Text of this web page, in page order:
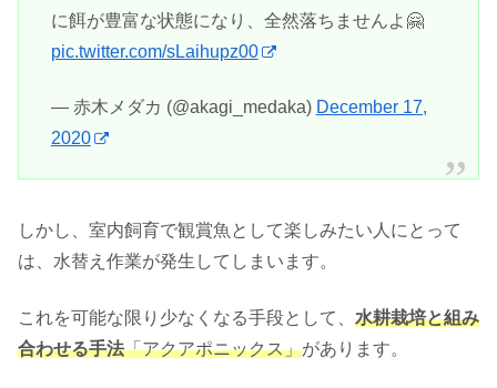
に餌が豊富な状態になり、全然落ちませんよ🤗
pic.twitter.com/sLaihupz00
— 赤木メダカ (@akagi_medaka) December 17,
2020
しかし、室内飼育で観賞魚として楽しみたい人にとって
は、水替え作業が発生してしまいます。
これを可能な限り少なくなる手段として、 水耕栽培と組み
合わせる手法「アクアポニックス」があります。